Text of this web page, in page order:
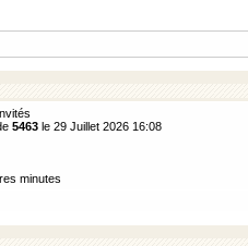
5463 le 29 Juillet 2026 16:08
minutes